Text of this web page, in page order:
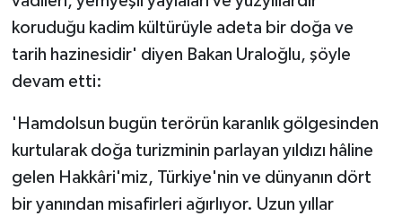
koruduğu kadim kültürüyle adeta bir doğa ve
tarih hazinesidir' diyen Bakan Uraloğlu, şöyle
devam etti:
'Hamdolsun bugün terörün karanlık gölgesinden
kurtularak doğa turizminin parlayan yıldızı hâline
gelen Hakkâri'miz, Türkiye'nin ve dünyanın dört
bir yanından misafirleri ağırlıyor. Uzun yıllar